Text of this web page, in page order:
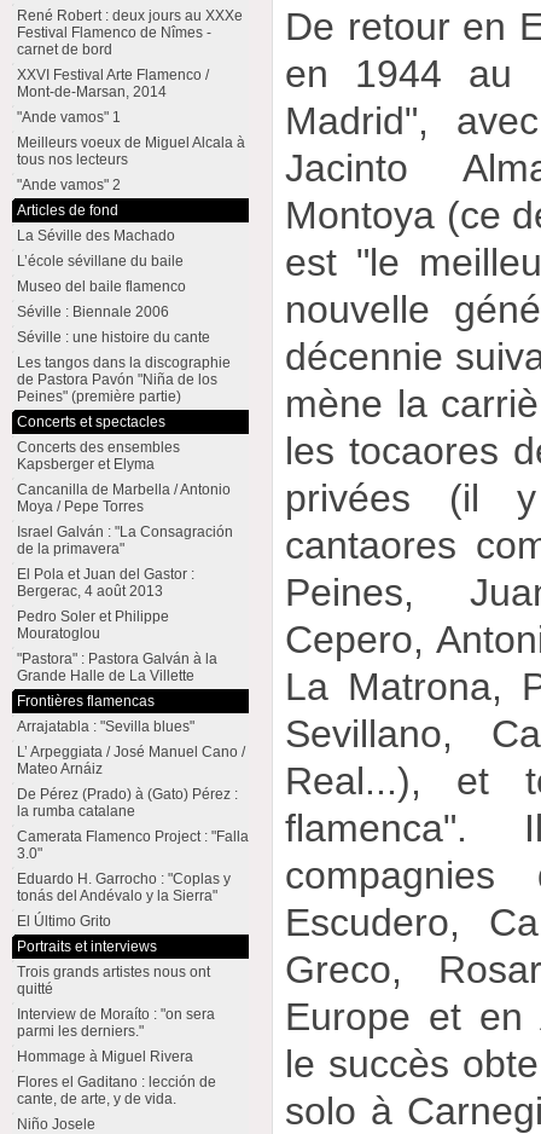
De retour en
en 1944 au
Madrid",
Jacinto
Montoya (ce
est "le
nouvelle
décennie
mène la
les tocaores
privées (il y
cantaores
Peines,
Cepero,
La Matrona,
Sevillano,
Real...), et
flamenca".
Escudero,
Greco,
Europe et en
le succès
solo à
René Robert : deux jours au XXXe
Festival Flamenco de Nîmes -
carnet de bord
XXVI Festival Arte Flamenco /
Mont-de-Marsan, 2014
"Ande vamos" 1
Meilleurs voeux de Miguel Alcala à
tous nos lecteurs
"Ande vamos" 2
Articles de fond
La Séville des Machado
L’école sévillane du baile
Museo del baile flamenco
Séville : Biennale 2006
Séville : une histoire du cante
Les tangos dans la discographie
de Pastora Pavón "Niña de los
Peines" (première partie)
Concerts et spectacles
Concerts des ensembles
Kapsberger et Elyma
Cancanilla de Marbella / Antonio
Moya / Pepe Torres
Israel Galván : "La Consagración
de la primavera"
El Pola et Juan del Gastor :
Bergerac, 4 août 2013
Pedro Soler et Philippe
Mouratoglou
"Pastora" : Pastora Galván à la
Grande Halle de La Villette
Frontières flamencas
Arrajatabla : "Sevilla blues"
L’ Arpeggiata / José Manuel Cano /
Mateo Arnáiz
De Pérez (Prado) à (Gato) Pérez :
la rumba catalane
Camerata Flamenco Project : "Falla
3.0"
Eduardo H. Garrocho : "Coplas y
tonás del Andévalo y la Sierra"
El Último Grito
Portraits et interviews
Trois grands artistes nous ont
quitté
Interview de Moraíto : "on sera
parmi les derniers."
Hommage à Miguel Rivera
Flores el Gaditano : lección de
cante, de arte, y de vida.
Niño Josele